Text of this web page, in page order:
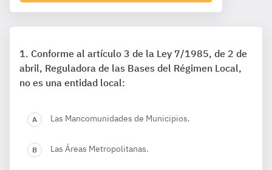
Conforme al artículo 3 de la Ley 7/1985, de 2 de
abril, Reguladora de las Bases del Régimen Local,
no es una entidad local:
Las Mancomunidades de Municipios.
Las Áreas Metropolitanas.